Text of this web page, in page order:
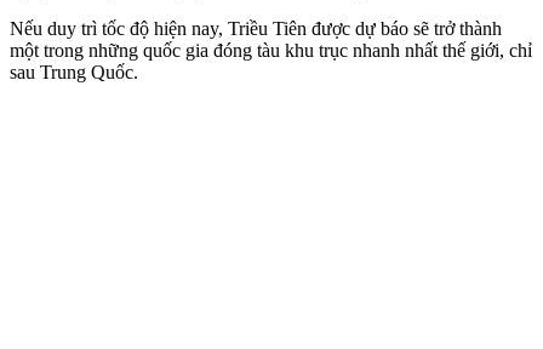
Nếu duy trì tốc độ hiện nay, Triều Tiên được dự báo sẽ trở thành
một trong những quốc gia đóng tàu khu trục nhanh nhất thế giới, chỉ
sau Trung Quốc.